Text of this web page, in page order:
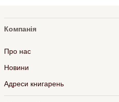
Компанія
Про нас
Новини
Адреси книгарень